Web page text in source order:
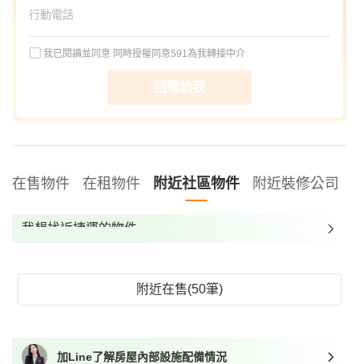
我已閱讀並同意 同時授權同意591為我轉接中介
回電給我
在售物件 在租物件 附近社區物件 附近裝修公司
我想找近捷運的物件
我想找配備瓦斯爐的物件
我想找具垃圾處理的物件
附近在售(50筆)
加Line了解房屋內部設施配備情況